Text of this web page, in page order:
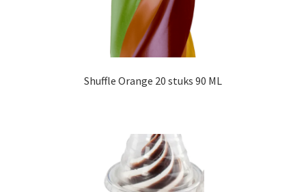
Shuffle Orange 20 stuks 90 ML